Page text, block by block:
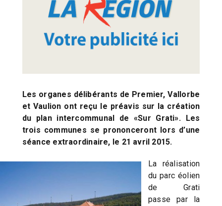
Les organes délibérants de Premier, Vallorbe
et Vaulion ont reçu le préavis sur la création
du plan intercommunal de «Sur Grati». Les
trois communes se prononceront lors d’une
séance extraordinaire, le 21 avril 2015.
La réalisation
du parc éolien
de Grati
passe par la